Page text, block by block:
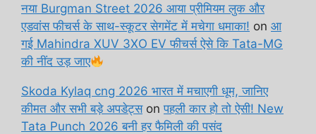
नया Burgman Street 2026 आया प्रीमियम लुक और
एडवांस फीचर्स के साथ-स्कूटर सेगमेंट में मचेगा धमाका! on आ
गई Mahindra XUV 3XO EV फीचर्स ऐसे कि Tata-MG
की नींद उड़ जाए
Skoda Kylaq cng 2026 भारत में मचाएगी धूम, जानिए
कीमत और सभी बड़े अपडेट्सonपहली कार हो तो ऐसी! New
Tata Punch 2026 बनी हर फैमिली की पसंद